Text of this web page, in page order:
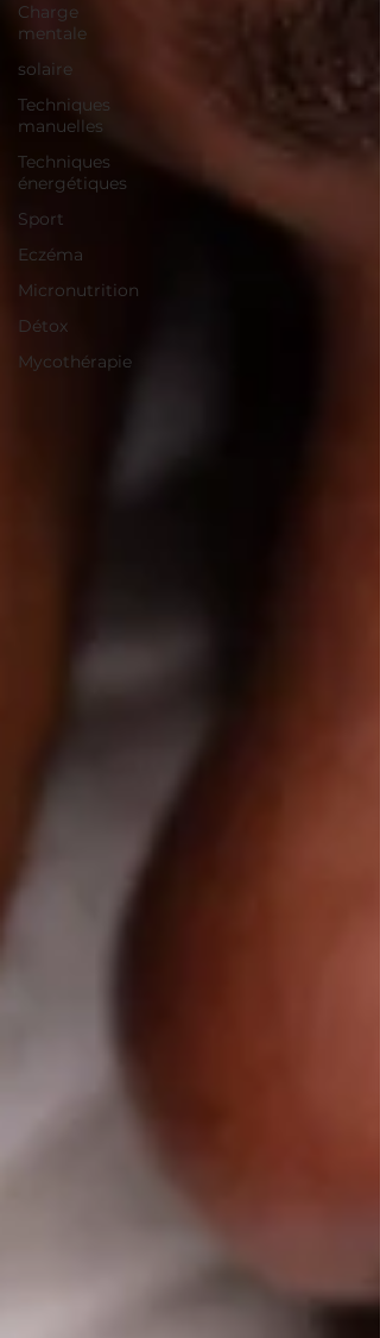
Charge
mentale
solaire
Techniques
manuelles
Techniques
énergétiques
Sport
Eczéma
Micronutrition
Détox
Mycothérapie